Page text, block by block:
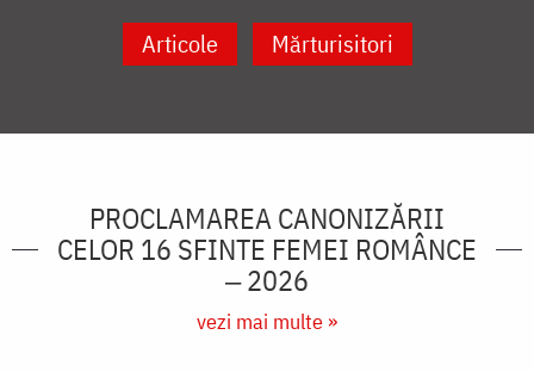
Articole Mărturisitori
PROCLAMAREA CANONIZĂRII
CELOR 16 SFINTE FEMEI ROMÂNCE
‒ 2026
vezi mai multe »